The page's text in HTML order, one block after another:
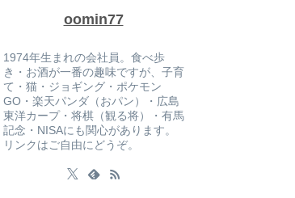
oomin77
1974年生まれの会社員。食べ歩
き・お酒が一番の趣味ですが、子育
て・猫・ジョギング・ポケモン
GO・楽天パンダ（おパン）・広島
東洋カープ・将棋（観る将）・有馬
記念・NISAにも関心があります。
リンクはご自由にどうぞ。